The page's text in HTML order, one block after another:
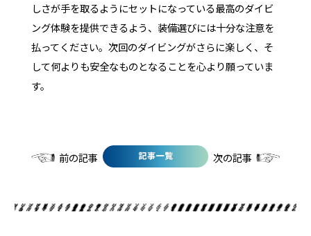
しさが手を取るようにセットになっている最高のダイビ
ング体験を提供できるよう、装備選びには十分な注意を
払ってください。次回のダイビングがさらに楽しく、そ
して何よりも安全なものとなることを心より願っていま
す。
前の記事 次の記事